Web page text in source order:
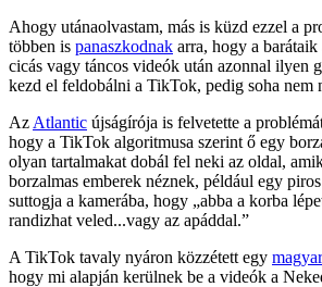
Ahogy utánaolvastam, más is küzd ezzel a
többen is panaszkodnak arra, hogy a
cicás vagy táncos videók után azonnal ilyen
kezd el feldobálni a TikTok, pedig soha nem
Az Atlantic újságírója is felvetette a
hogy a TikTok algoritmusa szerint ő egy
olyan tartalmakat dobál fel neki az oldal,
borzalmas emberek néznek, például egy
suttogja a kamerába, hogy „abba a korba
randizhat veled...vagy az apáddal.”
A TikTok tavaly nyáron közzétett egy
hogy mi alapján kerülnek be a videók a